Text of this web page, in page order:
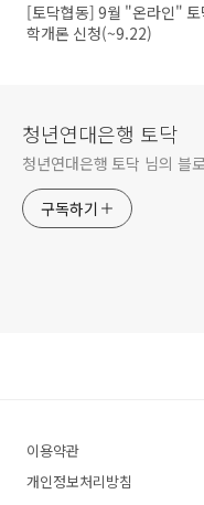
[토닥협동] 9월 "온라인" 토
학개론 신청(~9.22)
청년연대은행 토닥
청년연대은행 토닥 님의 블
구독하기
이용약관
개인정보처리방침